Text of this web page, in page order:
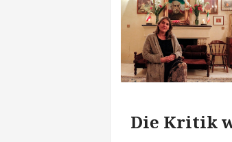
Die Kritik